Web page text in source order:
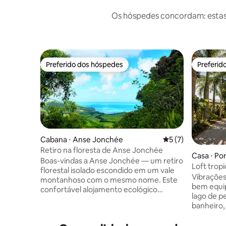
Os hóspedes concordam:
Preferido dos hóspedes
Preferido dos hóspedes
Cabana ⋅ Anse Jonchée 5 de uma
5 (7)
Retiro na floresta de Anse Jonchée
Boas-vindas a Anse Jonchée — um retiro
florestal isolado escondido em um vale
montanhoso com o mesmo nome. Este
confortável alojamento ecológico
Casa ⋅
Loft
e jacuzzi
bem
lago de